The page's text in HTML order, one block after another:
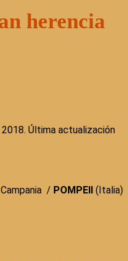
herencia
Última actualización
/ POMPEII (Italia)